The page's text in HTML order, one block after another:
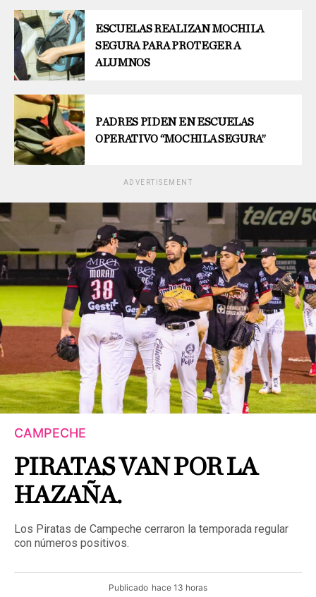
ESCUELAS REALIZAN MOCHILA
SEGURA PARA PROTEGER A
ALUMNOS
PADRES PIDEN EN ESCUELAS
OPERATIVO “MOCHILA SEGURA”
ADVERTISEMENT
CAMPECHE
PIRATAS VAN POR LA
HAZAÑA.
Los Piratas de Campeche cerraron la temporada regular
con números positivos.
Publicado hace 13 horas